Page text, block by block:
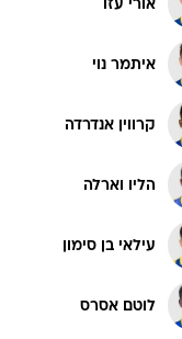
אורי עזו
איתמר נוי
קרווין אנדרדה
הליו וארלה
עילאי בן סימון
לוטם אסרס